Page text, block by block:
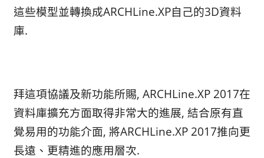
這些模型並轉換成ARCHLine.XP自己的3D資料
庫.
拜這項協議及新功能所賜, ARCHLine.XP 2017在
資料庫擴充方面取得非常大的進展, 結合原有直
覺易用的功能介面, 將ARCHLine.XP 2017推向更
長遠、更精進的應用層次.